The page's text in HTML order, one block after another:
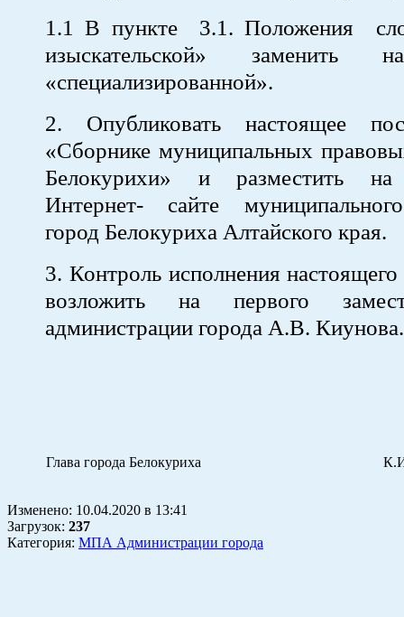
1.1 В пункте 3.1. Положения
изыскательской»
«специализированной».
2. Опубликовать настоящее
«Сборнике муниципальных
Белокурихи» и разместить на
Интернет- сайте
город Белокуриха Алтайского края.
3. Контроль исполнения
возложить на первого
администрации города А.В. Киунова.
Глава города Белокуриха
Изменено: 10.04.2020 в 13:41
Загрузок: 237
Категория: МПА Администрации города